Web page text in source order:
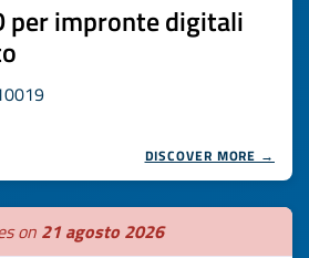
per impronte digitali
DISCOVER MORE →
on 21 agosto 2026